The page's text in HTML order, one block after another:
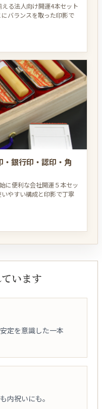
る法人向け開運4本セット
バランスを取った印影で
・銀行印・認印・角
に便利な会社開運５本セッ
やすい構成と印影で丁寧
います
定を意識した一本
内祝いにも。